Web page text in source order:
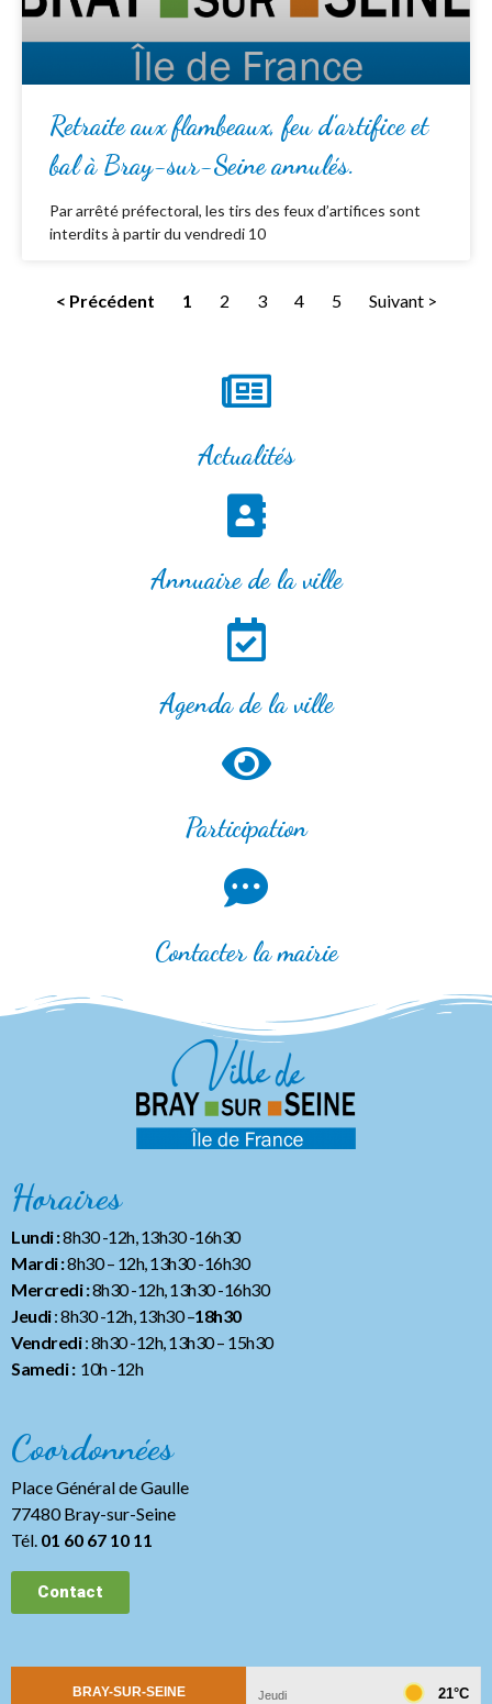
Retraite aux flambeaux, feu d’artifice et
bal à Bray-sur-Seine annulés.
Par arrêté préfectoral, les tirs des feux d’artifices sont
interdits à partir du vendredi 10
< Précédent 1 2 3 4 5 Suivant >
Actualités
Annuaire de la ville
Agenda de la ville
Participation
Contacter la mairie
Horaires
Lundi :8h30 -12h, 13h30 -16h30
Mardi :8h30 – 12h, 13h30 -16h30
Mercredi :8h30 -12h, 13h30 -16h30
Jeudi: 8h30 -12h, 13h30 –18h30
Vendredi: 8h30 -12h, 13h30– 15h30
Samedi :10h -12h
Coordonnées
Place Général de Gaulle
77480 Bray-sur-Seine
Tél. 01 60 67 10 11
Contact